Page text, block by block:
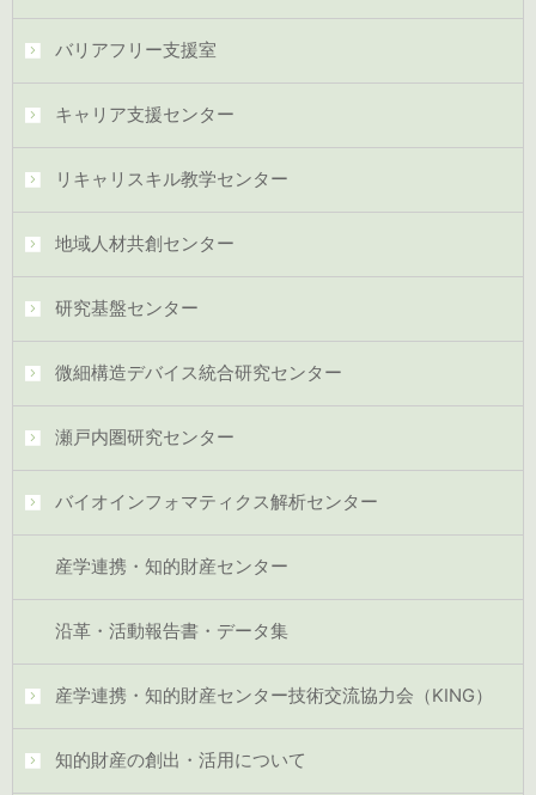
バリアフリー支援室
キャリア支援センター
リキャリスキル教学センター
地域人材共創センター
研究基盤センター
微細構造デバイス統合研究センター
瀬戸内圏研究センター
バイオインフォマティクス解析センター
産学連携・知的財産センター
沿革・活動報告書・データ集
産学連携・知的財産センター技術交流協力会（KING）
知的財産の創出・活用について